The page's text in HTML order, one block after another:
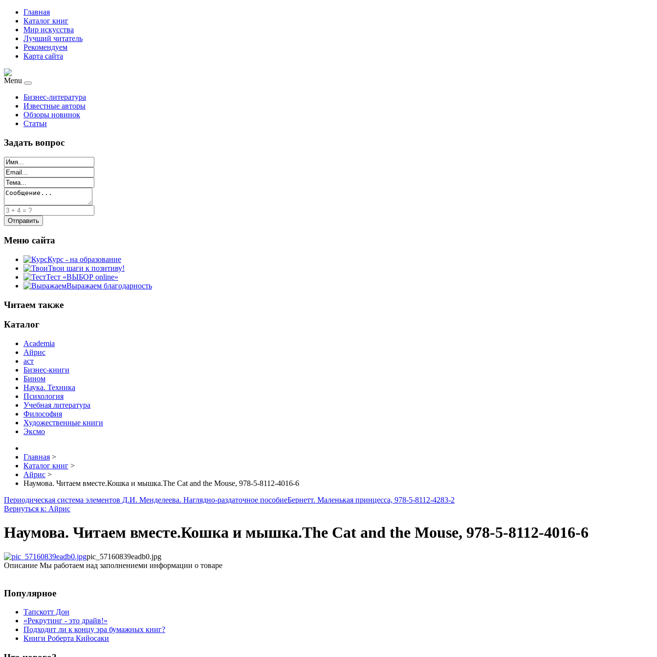
Главная
Каталог книг
Мир искусства
Лучший читатель
Рекомендуем
Карта сайта
Menu
Бизнес-литература
Известные авторы
Обзоры новинок
Статьи
Задать вопрос
Меню сайта
Курс - на образование
Твои шаги к позитиву!
Тест «ВЫБОР online»
Выражаем благодарность
Читаем также
Каталог
Academia
Айрис
аст
Бизнес-книги
Бином
Наука. Техника
Психология
Учебная литература
Философия
Художественные книги
Эксмо
Главная >
Каталог книг >
Айрис >
Наумова. Читаем вместе.Кошка и мышка.The Cat and the Mouse, 978-5-8112-4016-6
Периодическая система элементов Д.И. Менделеева. Наглядно-раздаточное пособиеБернетт. Маленькая принцесса, 978-5-8112-4283-2
Вернуться к: Айрис
Наумова. Читаем вместе.Кошка и мышка.The Cat and the Mouse, 978-5-8112-4016-6
pic_57160839eadb0.jpg
Описание Мы работаем над заполнениеми информации о товаре
Популярное
Тапскотт Дон
«Рекрутинг - это драйв!»
Подходит ли к концу эра бумажных книг?
Книги Роберта Кийосаки